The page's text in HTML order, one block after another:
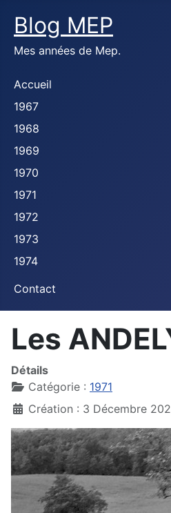
Blog MEP
Mes années de Mep.
Accueil
1967
1968
1969
1970
1971
1972
1973
1974
Contact
Les
Détails
Catégorie : 1971
Création : 3 Décembre